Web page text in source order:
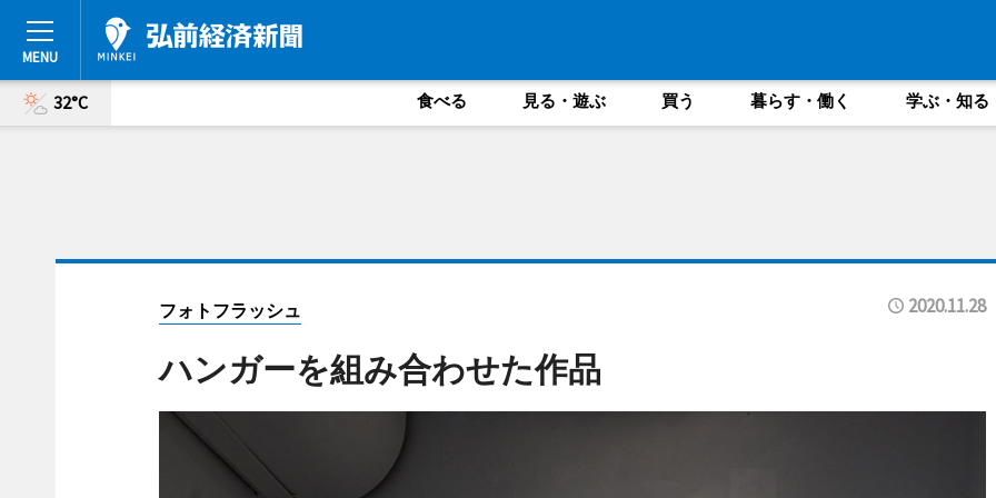
32°C 食べる 見る・遊ぶ 買う 暮らす・働く 学ぶ・知る
フォトフラッシュ 2020.11.28
ハンガーを組み合わせた作品